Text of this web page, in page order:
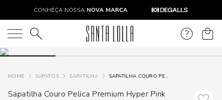
O que você está procurando?
SAPATOS SAPATILHA SAPATILHA COURO PELICA PREMIUM HYPER PINK
Sapatilha Couro Pelica Premium Hyper Pink